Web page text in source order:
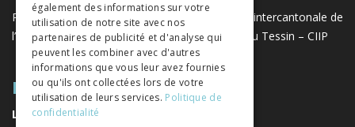
Projet réalisé avec le soutien de la Conférence intercantonale de
l’instruction publique de la Suisse romande et du Tessin – CIIP
PLAN DU SITE
LIVRES
également des informations sur votre
utilisation de notre site avec nos
partenaires de publicité et d'analyse qui
peuvent les combiner avec d'autres
informations que vous leur avez fournies
ou qu'ils ont collectées lors de votre
utilisation de leurs services. Politique de
confidentialité